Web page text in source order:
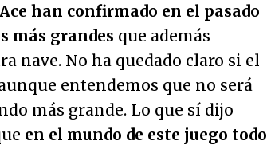
han confirmado en el pasado
más grandes que además
nave. No ha quedado claro si el
entendemos que no será
más grande. Lo que sí dijo
en el mundo de este juego todo